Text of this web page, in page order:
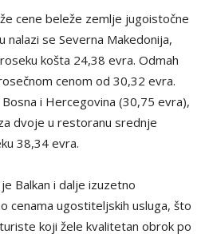
cene beleže zemlje jugoistočne
nalazi se Severna Makedonija,
košta 24,38 evra. Odmah
cenom od 30,32 evra.
i Hercegovina (30,75 evra),
dvoje u restoranu srednje
38,34 evra.
Balkan i dalje izuzetno
cenama ugostiteljskih usluga, što
koji žele kvalitetan obrok po